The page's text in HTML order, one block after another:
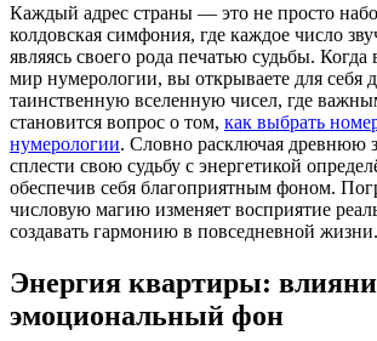
Каждый адрес страны — это не просто
колдовская симфония, где каждое число
являясь своего рода печатью судьбы. Когда
мир нумерологии, вы открываете для себя
таинственную вселенную чисел, где
становится вопрос о том, как выбрать
нумерологии. Словно расключая древнюю
сплести свою судьбу с энергетикой
обеспечив себя благоприятным фоном.
числовую магию изменяет восприятие
создавать гармонию в повседневной жизни.
Энергия квартиры:
эмоциональный фон